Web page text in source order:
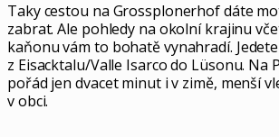
Taky cestou na Grossplonerhof dáte
zabrat. Ale pohledy na okolní krajinu
kaňonu vám to bohatě vynahradí.
z Eisacktalu/Valle Isarco do Lüsonu. Na
pořád jen dvacet minut i v zimě, menší
v obci.